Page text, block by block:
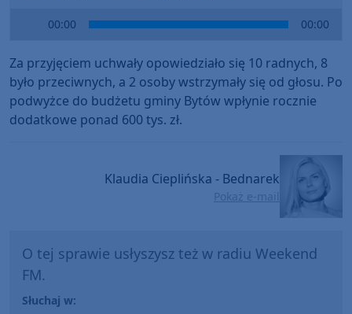
00:00 00:00
Za przyjęciem uchwały opowiedziało się 10 radnych, 8
było przeciwnych, a 2 osoby wstrzymały się od głosu. Po
podwyżce do budżetu gminy Bytów wpłynie rocznie
dodatkowe ponad 600 tys. zł.
Klaudia Cieplińska - Bednarek
Pokaż e-mail
O tej sprawie usłyszysz też w radiu Weekend
FM.
Słuchaj w: